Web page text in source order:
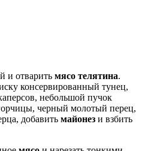
и отварить мясо телятина.
консервированный тунец,
небольшой пучок
черный молотый перец,
добавить майонез и взбить